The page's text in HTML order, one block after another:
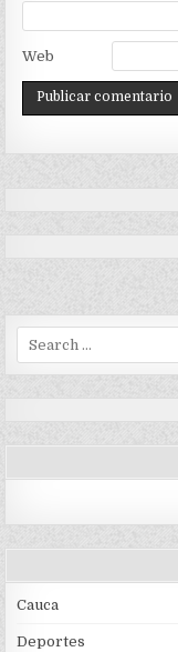
Web
Search
for:
Cauca
Deportes